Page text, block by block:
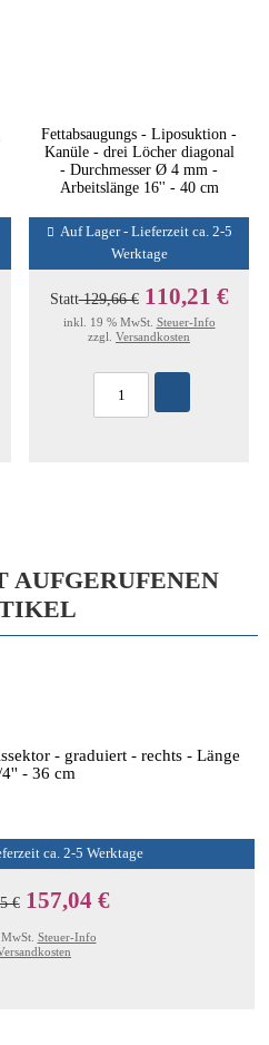
Fettabsaugungs - Liposuktion -
Kanüle - drei Löcher diagonal
- Durchmesser Ø 4 mm -
Arbeitslänge 16'' - 40 cm
Auf Lager - Lieferzeit ca. 2-5
Werktage
Statt129,66 € 110,21 €
inkl. 19 % MwSt. Steuer-Info
zzgl. Versandkosten
- graduiert - rechts - Länge
- 36 cm
ca. 2-5 Werktage
€ 157,04 €
Steuer-Info